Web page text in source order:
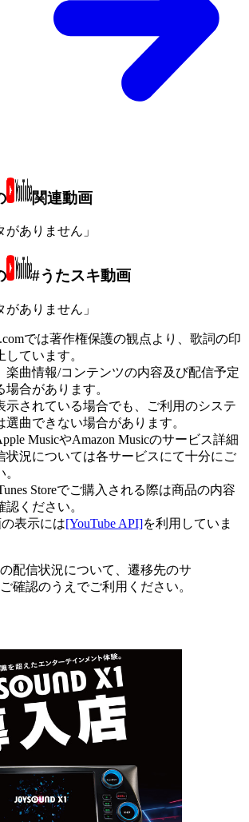
関連動画
がありません」
#うたスキ動画
がありません」
では著作権保護の観点より、歌詞の印
ています。
楽曲情報/コンテンツの内容及び配信予定
場合があります。
示されている場合でも、ご利用のシステ
選曲できない場合があります。
MusicやAmazon Musicのサービス詳細
状況については各サービスにて十分にご
Storeでご購入される際は商品の内容
認ください。
の表示には[YouTube API]を利用していま
配信状況について、遷移先のサ
確認のうえでご利用ください。